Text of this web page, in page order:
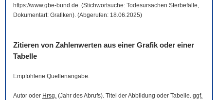
https://www.gbe-bund.de. (Stichwortsuche: Todesursachen Sterbefälle,
Dokumentart: Grafiken). (Abgerufen: 18.06.2025)
Zitieren von Zahlenwerten aus einer Grafik oder einer
Tabelle
Empfohlene Quellenangabe:
Autor oder Hrsg. (Jahr des Abrufs). Titel der Abbildung oder Tabelle. ggf.